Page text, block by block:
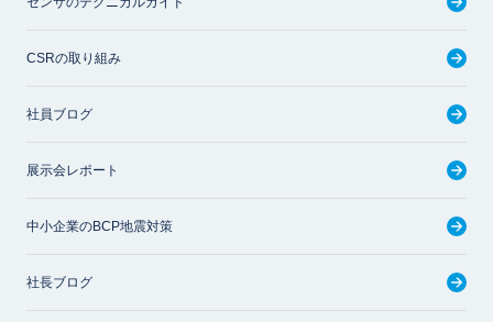
CSRの取り組み
社員ブログ
展示会レポート
中小企業のBCP地震対策
社長ブログ